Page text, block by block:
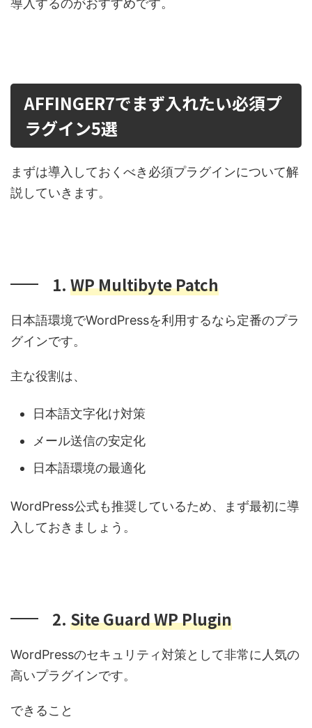
AFFINGER7でまず入れたい必須プ
ラグイン5選
まずは導入しておくべき必須プラグインについて解
説していきます。
1. WP Multibyte Patch
日本語環境でWordPressを利用するなら定番のプラ
グインです。
主な役割は、
日本語文字化け対策
メール送信の安定化
日本語環境の最適化
WordPress公式も推奨しているため、まず最初に導
入しておきましょう。
2. Site Guard WP Plugin
WordPressのセキュリティ対策として非常に人気の
高いプラグインです。
できること